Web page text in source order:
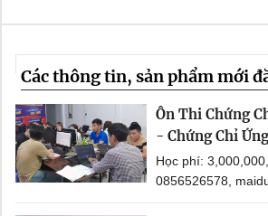
Các thông tin, sản phẩm mới
Ôn Thi Chứng
- Chứng Chỉ
Học phí:
0856526578,